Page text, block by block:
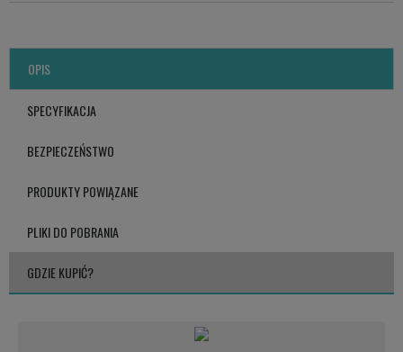
OPIS
SPECYFIKACJA
BEZPIECZEŃSTWO
PRODUKTY POWIĄZANE
PLIKI DO POBRANIA
GDZIE KUPIĆ?